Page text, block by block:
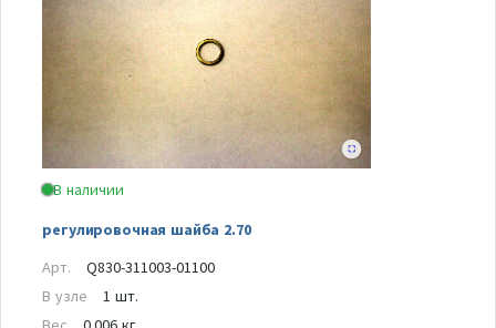
В наличии
регулировочная шайба 2.70
Арт.
Q830-311003-01100
В узле
1 шт.